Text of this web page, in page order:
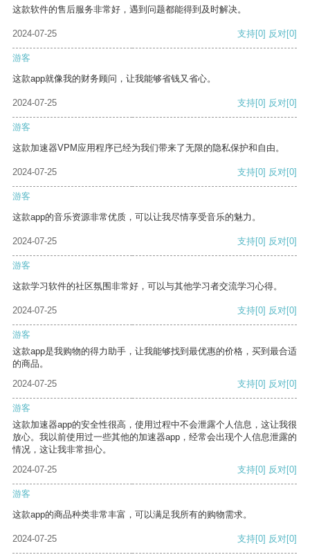
这款软件的售后服务非常好，遇到问题都能得到及时解决。
2024-07-25 支持[0] 反对[0]
游客
这款app就像我的财务顾问，让我能够省钱又省心。
2024-07-25 支持[0] 反对[0]
游客
这款加速器VPM应用程序已经为我们带来了无限的隐私保护和自由。
2024-07-25 支持[0] 反对[0]
游客
这款app的音乐资源非常优质，可以让我尽情享受音乐的魅力。
2024-07-25 支持[0] 反对[0]
游客
这款学习软件的社区氛围非常好，可以与其他学习者交流学习心得。
2024-07-25 支持[0] 反对[0]
游客
这款app是我购物的得力助手，让我能够找到最优惠的价格，买到最合适
的商品。
2024-07-25
支持[0] 反对[0]
游客
这款加速器app的安全性很高，使用过程中不会泄露个人信息，这让我很
放心。我以前使用过一些其他的加速器app，经常会出现个人信息泄露的
情况，这让我非常担心。
2024-07-25
支持[0] 反对[0]
游客
这款app的商品种类非常丰富，可以满足我所有的购物需求。
2024-07-25 支持[0] 反对[0]